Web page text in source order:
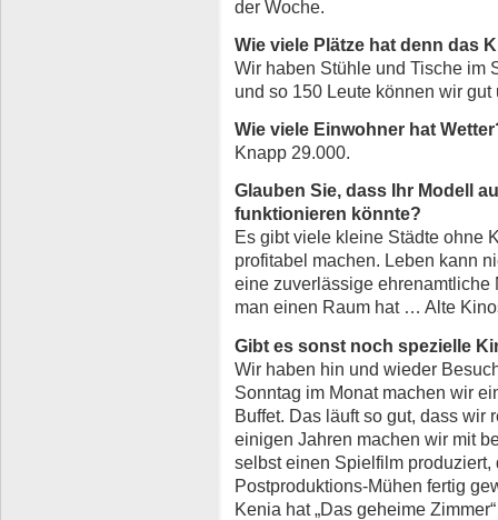
der Woche.
Wie viele Plätze hat denn das
Wir haben Stühle und Tische im
und so 150 Leute können wir gut
Wie viele Einwohner hat
Knapp 29.000.
Glauben Sie, dass Ihr Modell
funktionieren könnte?
Es gibt viele kleine Städte ohne
profitabel machen. Leben kann
eine zuverlässige
man einen Raum hat … Alte
Gibt es sonst noch spezielle
Wir haben hin und wieder
Sonntag im Monat machen wir
Buffet. Das läuft so gut, dass wir
einigen Jahren machen wir mit
selbst einen Spielfilm
Postproduktions-Mühen fertig
Kenia hat „Das geheime